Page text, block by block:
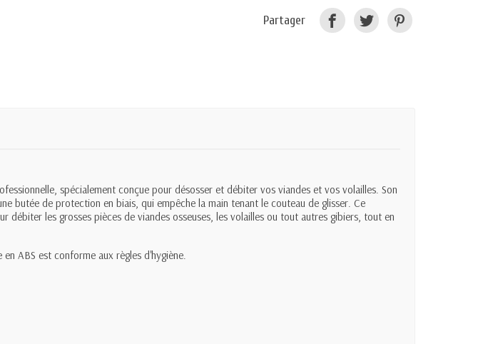
Partager
spécialement conçue pour désosser et débiter vos viandes et vos volailles. Son
butée de protection en biais, qui empêche la main tenant le couteau de glisser. Ce
les grosses pièces de viandes osseuses, les volailles ou tout autres gibiers, tout en
ABS est conforme aux règles d'hygiène.